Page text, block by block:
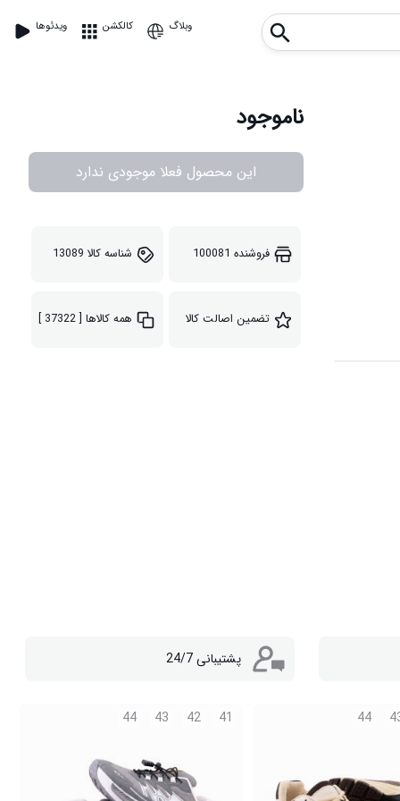
ویدئوها کالکشن وبلاگ
ناموجود
این محصول فعلا موجودی ندارد
فروشنده 100081 شناسه کالا 13089
تضمین اصالت کالا همه کالاها [ 37322 ]
پشتیبانی 24/7
44
41
42
43
44